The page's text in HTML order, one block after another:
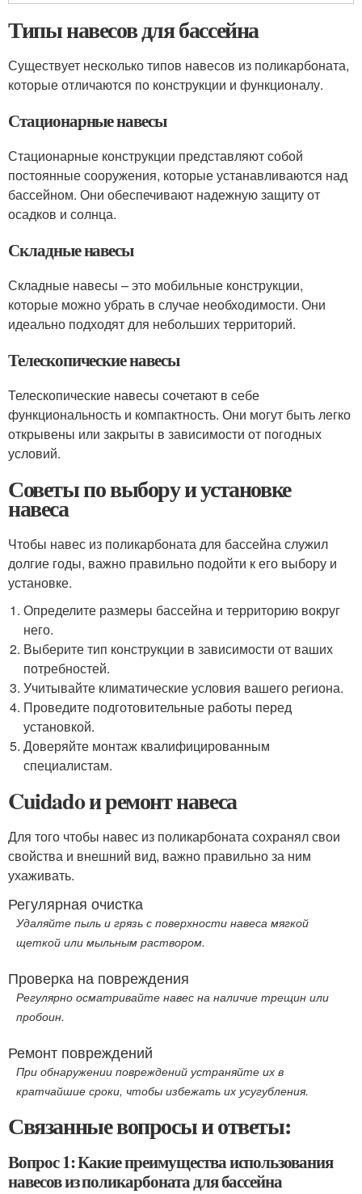
Типы навесов для бассейна
Существует несколько типов навесов из поликарбоната,
которые отличаются по конструкции и функционалу.
Стационарные навесы
Стационарные конструкции представляют собой
постоянные сооружения, которые устанавливаются над
бассейном. Они обеспечивают надежную защиту от
осадков и солнца.
Складные навесы
Складные навесы – это мобильные конструкции,
которые можно убрать в случае необходимости. Они
идеально подходят для небольших территорий.
Телескопические навесы
Телескопические навесы сочетают в себе
функциональность и компактность. Они могут быть легко
открывены или закрыты в зависимости от погодных
условий.
Советы по выбору и установке
навеса
Чтобы навес из поликарбоната для бассейна служил
долгие годы, важно правильно подойти к его выбору и
установке.
Определите размеры бассейна и территорию вокруг
него.
Выберите тип конструкции в зависимости от ваших
потребностей.
Учитывайте климатические условия вашего региона.
Проведите подготовительные работы перед
установкой.
Доверяйте монтаж квалифицированным
специалистам.
Cuidado и ремонт навеса
Для того чтобы навес из поликарбоната сохранял свои
свойства и внешний вид, важно правильно за ним
ухаживать.
Регулярная очистка
Удаляйте пыль и грязь с поверхности навеса мягкой
щеткой или мыльным раствором.
Проверка на повреждения
Регулярно осматривайте навес на наличие трещин или
пробоин.
Ремонт повреждений
При обнаружении повреждений устраняйте их в
кратчайшие сроки, чтобы избежать их усугубления.
Связанные вопросы и ответы:
Вопрос 1: Какие преимущества использования
навесов из поликарбоната для бассейна